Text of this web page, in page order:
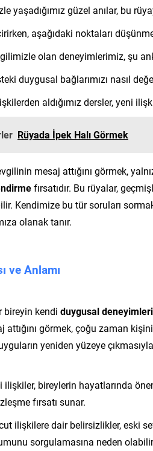
yaşadığımız güzel anılar, bu
aşağıdaki noktaları
olan deneyimlerimiz, şu
duygusal bağlarımızı nasıl
aldığımız dersler, yeni
Rüyada İpek Halı Görmek
mesaj attığını görmek,
fırsatıdır. Bu rüyalar,
Kendimize bu tür soruları
olanak tanır.
ve Anlamı
bireyin kendi duygusal
görmek, çoğu zaman
yeniden yüzeye
ilişkiler, bireylerin hayatlarında
fırsatı sunar.
ilişkilere dair belirsizlikler, eski
sorgulamasına neden